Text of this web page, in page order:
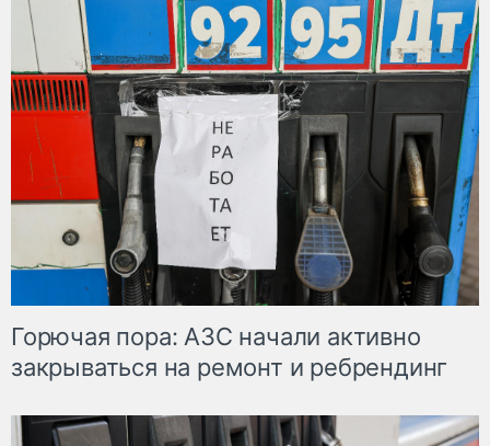
Горючая пора: АЗС начали активно
закрываться на ремонт и ребрендинг